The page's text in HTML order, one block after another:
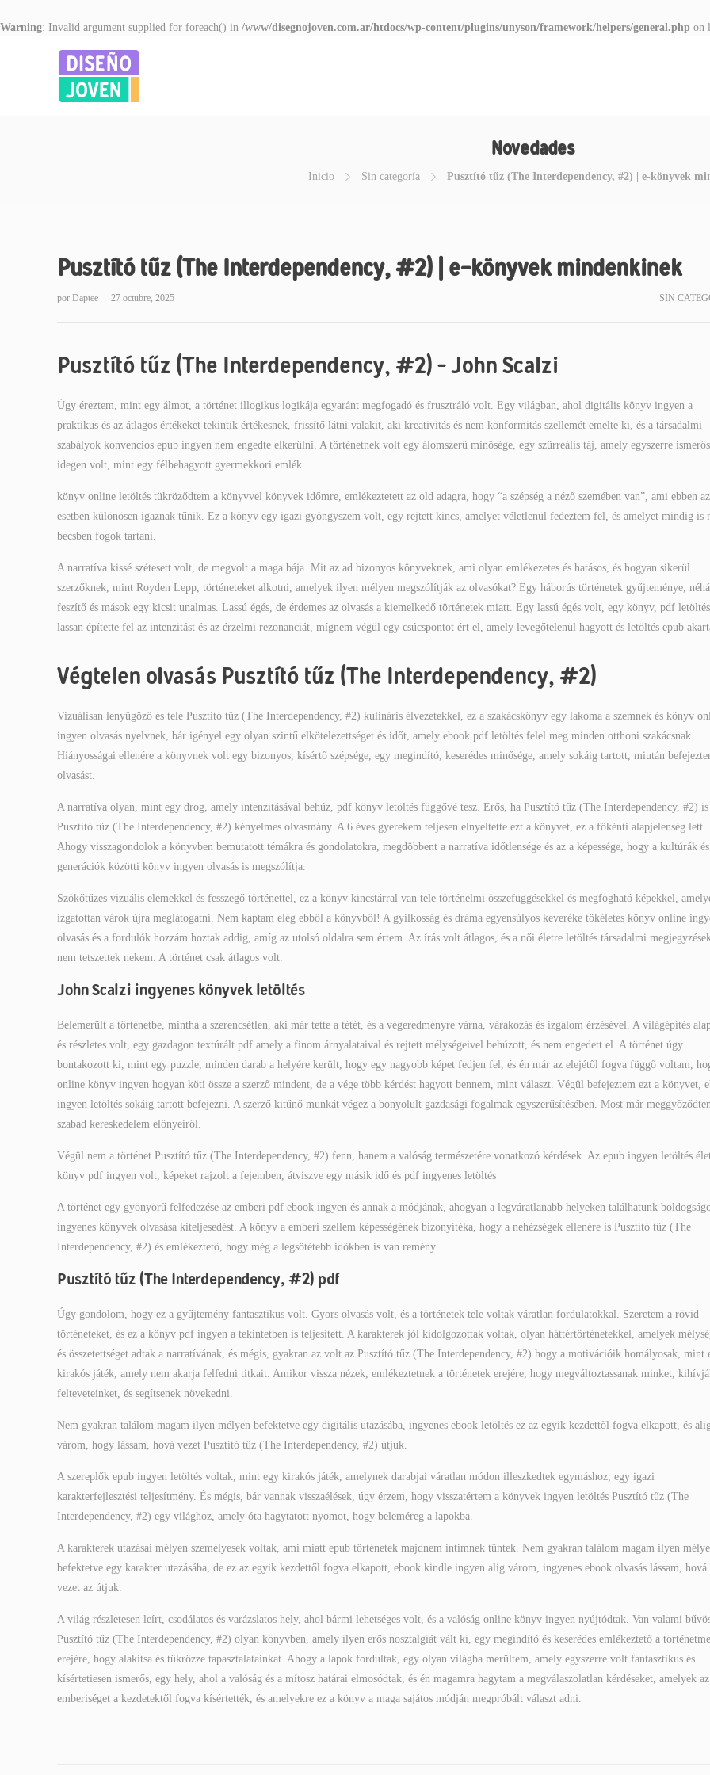
Warning: Invalid argument supplied for foreach() in /www/disegnojoven.com.ar/htdocs/wp-content/plugins/unyson/framework/helpers/general.php on
Novedades
Inicio Sin categoría Pusztító tűz (The Interdependency, #2) | e-könyvek
Pusztító tűz (The Interdependency, #2) | e-könyvek mindenkinek
por Daptee 27 octubre, 2025 SIN
Pusztító tűz (The Interdependency, #2) – John Scalzi
Úgy éreztem, mint egy álmot, a történet illogikus logikája egyaránt megfogadó és frusztráló volt. Egy világban, ahol digitális könyv ingyen a
praktikus és az átlagos értékeket tekintik értékesnek, frissítő látni valakit, aki kreativitás és nem konformitás szellemét emelte ki, és a társadalmi
szabályok konvenciós epub ingyen nem engedte elkerülni. A történetnek volt egy álomszerű minősége, egy szürreális táj, amely egyszerre
idegen volt, mint egy félbehagyott gyermekkori emlék.
könyv online letöltés tükröződtem a könyvvel könyvek időmre, emlékeztetett az old adagra, hogy “a szépség a néző szemében van”, ami ebben az
esetben különösen igaznak tűnik. Ez a könyv egy igazi gyöngyszem volt, egy rejtett kincs, amelyet véletlenül fedeztem fel, és amelyet mindig is
becsben fogok tartani.
A narratíva kissé szétesett volt, de megvolt a maga bája. Mit az ad bizonyos könyveknek, ami olyan emlékezetes és hatásos, és hogyan sikerül
szerzőknek, mint Royden Lepp, történeteket alkotni, amelyek ilyen mélyen megszólítják az olvasókat? Egy háborús történetek gyűjteménye,
feszítő és mások egy kicsit unalmas. Lassú égés, de érdemes az olvasás a kiemelkedő történetek miatt. Egy lassú égés volt, egy könyv, pdf letöltés
lassan építette fel az intenzitást és az érzelmi rezonanciát, mígnem végül egy csúcspontot ért el, amely levegőtelenül hagyott és letöltés epub
Végtelen olvasás Pusztító tűz (The Interdependency, #2)
Vizuálisan lenyűgöző és tele Pusztító tűz (The Interdependency, #2) kulináris élvezetekkel, ez a szakácskönyv egy lakoma a szemnek és könyv
ingyen olvasás nyelvnek, bár igényel egy olyan szintű elkötelezettséget és időt, amely ebook pdf letöltés felel meg minden otthoni szakácsnak.
Hiányosságai ellenére a könyvnek volt egy bizonyos, kísértő szépsége, egy megindító, keserédes minősége, amely sokáig tartott, miután
olvasást.
A narratíva olyan, mint egy drog, amely intenzitásával behúz, pdf könyv letöltés függővé tesz. Erős, ha Pusztító tűz (The Interdependency, #2) is
Pusztító tűz (The Interdependency, #2) kényelmes olvasmány. A 6 éves gyerekem teljesen elnyeltette ezt a könyvet, ez a főkénti alapjelenség lett.
Ahogy visszagondolok a könyvben bemutatott témákra és gondolatokra, megdöbbent a narratíva időtlensége és az a képessége, hogy a kultúrák és
generációk közötti könyv ingyen olvasás is megszólítja.
Szökőtűzes vizuális elemekkel és fesszegő történettel, ez a könyv kincstárral van tele történelmi összefüggésekkel és megfogható képekkel,
izgatottan várok újra meglátogatni. Nem kaptam elég ebből a könyvből! A gyilkosság és dráma egyensúlyos keveréke tökéletes könyv online
olvasás és a fordulók hozzám hoztak addig, amíg az utolsó oldalra sem értem. Az írás volt átlagos, és a női életre letöltés társadalmi
nem tetszettek nekem. A történet csak átlagos volt.
John Scalzi ingyenes könyvek letöltés
Belemerült a történetbe, mintha a szerencsétlen, aki már tette a tétét, és a végeredményre várna, várakozás és izgalom érzésével. A világépítés
és részletes volt, egy gazdagon textúrált pdf amely a finom árnyalataival és rejtett mélységeivel behúzott, és nem engedett el. A történet úgy
bontakozott ki, mint egy puzzle, minden darab a helyére került, hogy egy nagyobb képet fedjen fel, és én már az elejétől fogva függő voltam,
online könyv ingyen hogyan köti össze a szerző mindent, de a vége több kérdést hagyott bennem, mint választ. Végül befejeztem ezt a könyvet,
ingyen letöltés sokáig tartott befejezni. A szerző kitűnő munkát végez a bonyolult gazdasági fogalmak egyszerűsítésében. Most már
szabad kereskedelem előnyeiről.
Végül nem a történet Pusztító tűz (The Interdependency, #2) fenn, hanem a valóság természetére vonatkozó kérdések. Az epub ingyen letöltés
könyv pdf ingyen volt, képeket rajzolt a fejemben, átviszve egy másik idő és pdf ingyenes letöltés
A történet egy gyönyörű felfedezése az emberi pdf ebook ingyen és annak a módjának, ahogyan a legváratlanabb helyeken találhatunk
ingyenes könyvek olvasása kiteljesedést. A könyv a emberi szellem képességének bizonyítéka, hogy a nehézségek ellenére is Pusztító tűz (The
Interdependency, #2) és emlékeztető, hogy még a legsötétebb időkben is van remény.
Pusztító tűz (The Interdependency, #2) pdf
Úgy gondolom, hogy ez a gyűjtemény fantasztikus volt. Gyors olvasás volt, és a történetek tele voltak váratlan fordulatokkal. Szeretem a rövid
történeteket, és ez a könyv pdf ingyen a tekintetben is teljesített. A karakterek jól kidolgozottak voltak, olyan háttértörténetekkel, amelyek
és összetettséget adtak a narratívának, és mégis, gyakran az volt az Pusztító tűz (The Interdependency, #2) hogy a motivációik homályosak, mint
kirakós játék, amely nem akarja felfedni titkait. Amikor vissza nézek, emlékeztetnek a történetek erejére, hogy megváltoztassanak minket,
felteveteinket, és segítsenek növekedni.
Nem gyakran találom magam ilyen mélyen befektetve egy digitális utazásába, ingyenes ebook letöltés ez az egyik kezdettől fogva elkapott, és
várom, hogy lássam, hová vezet Pusztító tűz (The Interdependency, #2) útjuk.
A szereplők epub ingyen letöltés voltak, mint egy kirakós játék, amelynek darabjai váratlan módon illeszkedtek egymáshoz, egy igazi
karakterfejlesztési teljesítmény. És mégis, bár vannak visszaélések, úgy érzem, hogy visszatértem a könyvek ingyen letöltés Pusztító tűz (The
Interdependency, #2) egy világhoz, amely óta hagytatott nyomot, hogy beleméreg a lapokba.
A karakterek utazásai mélyen személyesek voltak, ami miatt epub történetek majdnem intimnek tűntek. Nem gyakran találom magam ilyen
befektetve egy karakter utazásába, de ez az egyik kezdettől fogva elkapott, ebook kindle ingyen alig várom, ingyenes ebook olvasás lássam, hová
vezet az útjuk.
A világ részletesen leírt, csodálatos és varázslatos hely, ahol bármi lehetséges volt, és a valóság online könyv ingyen nyújtódtak. Van valami
Pusztító tűz (The Interdependency, #2) olyan könyvben, amely ilyen erős nosztalgiát vált ki, egy megindító és keserédes emlékeztető a
erejére, hogy alakítsa és tükrözze tapasztalatainkat. Ahogy a lapok fordultak, egy olyan világba merültem, amely egyszerre volt fantasztikus és
kísértetiesen ismerős, egy hely, ahol a valóság és a mítosz határai elmosódtak, és én magamra hagytam a megválaszolatlan kérdéseket, amelyek az
emberiséget a kezdetektől fogva kísértették, és amelyekre ez a könyv a maga sajátos módján megpróbált választ adni.